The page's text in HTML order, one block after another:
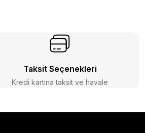
Taksit Seçenekleri
Kredi kartına taksit ve havale